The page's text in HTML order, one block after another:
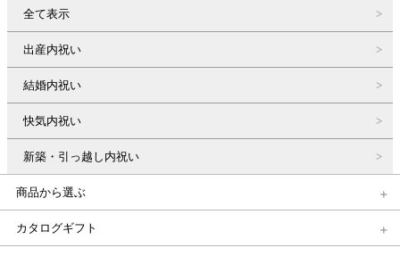
全て表示
出産内祝い
結婚内祝い
快気内祝い
新築・引っ越し内祝い
商品から選ぶ
カタログギフト